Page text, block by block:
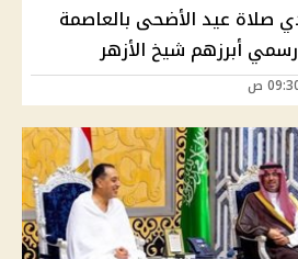
صلاة عيد الأضحى بالعاصمة
أبرزهم شيخ الأزهر